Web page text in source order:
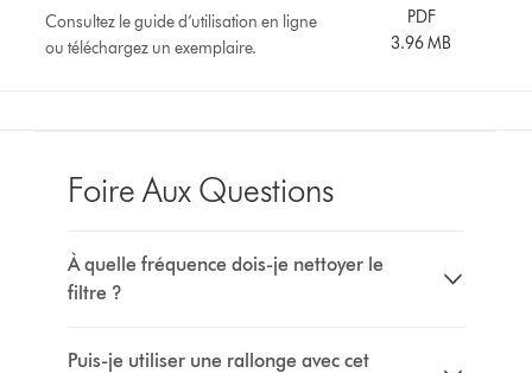
Consultez le guide d’utilisation en ligne
ou téléchargez un exemplaire.
PDF
3.96 MB
Foire Aux Questions
À quelle fréquence dois-je nettoyer le
filtre ?
Puis-je utiliser une rallonge avec cet